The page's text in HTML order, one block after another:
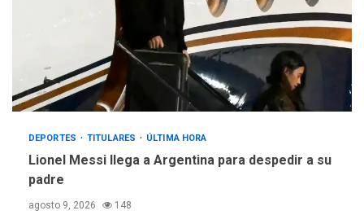
DEPORTES TITULARES ÚLTIMA HORA
Lionel Messi llega a Argentina para despedir a su
padre
agosto 9, 2026 148